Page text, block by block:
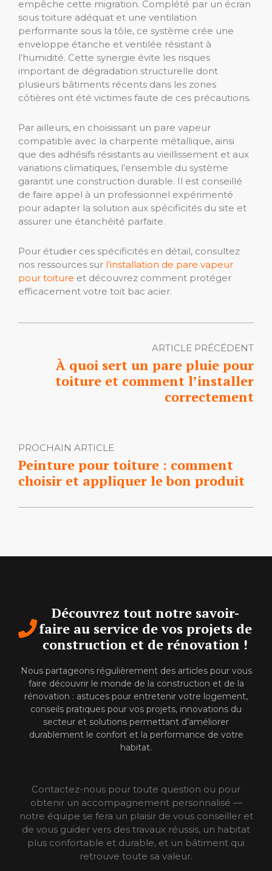
empêche cette migration. Complété par un écran
sous toiture adéquat et une ventilation
performante sous la tôle, ce système crée une
enveloppe étanche et ventilée résistant à
l’humidité. Cette synergie évite les risques
important de dégradation structurelle dont
plusieurs bâtiments récents dans les zones
côtières ont été victimes faute de ces précautions.
Par ailleurs, en choisissant un pare vapeur
compatible avec la charpente métallique, ainsi
que des adhésifs résistants au vieillissement et aux
variations climatiques, l’ensemble du système
garantit une construction durable. Il est conseillé
de faire appel à un professionnel expérimenté
pour adapter la solution aux spécificités du site et
assurer une étanchéité parfaite.
Pour étudier ces spécificités en détail, consultez
nos ressources sur l’installation de pare vapeur
pour toiture et découvrez comment protéger
efficacement votre toit bac acier.
ARTICLE PRÉCÉDENT
À quoi sert un pare pluie pour
toiture et comment l’installer
correctement
PROCHAIN ARTICLE
Peinture pour toiture : comment
choisir et appliquer le bon produit
Découvrez tout notre savoir-
faire au service de vos projets de
construction et de rénovation !
Nous partageons régulièrement des articles pour vous
faire découvrir le monde de la construction et de la
rénovation : astuces pour entretenir votre logement,
conseils pratiques pour vos projets, innovations du
secteur et solutions permettant d’améliorer
durablement le confort et la performance de votre
habitat.
Contactez-nous pour toute question ou pour
obtenir un accompagnement personnalisé —
notre équipe se fera un plaisir de vous conseiller et
de vous guider vers des travaux réussis, un habitat
plus confortable et durable, et un bâtiment qui
retrouve toute sa valeur.